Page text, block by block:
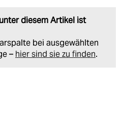
diesem Artikel ist
bei ausgewählten
– hier sind sie zu finden.